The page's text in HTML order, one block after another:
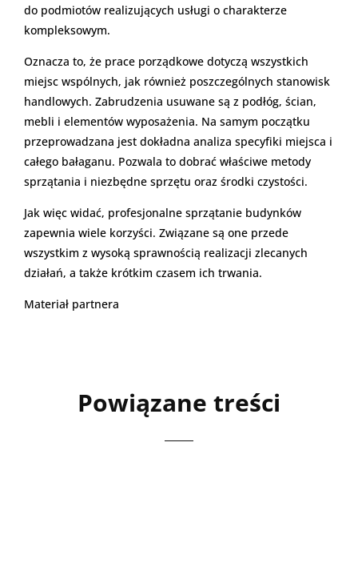
do podmiotów realizujących usługi o charakterze
kompleksowym.
Oznacza to, że prace porządkowe dotyczą wszystkich
miejsc wspólnych, jak również poszczególnych stanowisk
handlowych. Zabrudzenia usuwane są z podłóg, ścian,
mebli i elementów wyposażenia. Na samym początku
przeprowadzana jest dokładna analiza specyfiki miejsca i
całego bałaganu. Pozwala to dobrać właściwe metody
sprzątania i niezbędne sprzętu oraz środki czystości.
Jak więc widać, profesjonalne sprzątanie budynków
zapewnia wiele korzyści. Związane są one przede
wszystkim z wysoką sprawnością realizacji zlecanych
działań, a także krótkim czasem ich trwania.
Materiał partnera
Powiązane treści